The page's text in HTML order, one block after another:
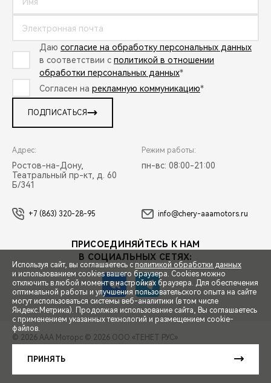
СПЕЦПРЕДЛОЖЕНИЯ
ЗАПИСЬ НА ТЕСТ-ДРАЙВ
Даю согласие на обработку персональных данных
в соответствии с политикой в отношении
обработки персональных данных*
Согласен на рекламную коммуникацию*
ПОДПИСАТЬСЯ
Адрес:
Ростов-на-Дону,
Театральный пр-кт, д. 60
Б/341
Режим работы:
пн-вс: 08:00-21:00
+7 (863) 320-28-95 info@chery-aaamotors.ru
ПРИСОЕДИНЯЙТЕСЬ К НАМ
В СОЦИАЛЬНЫХ СЕТЯХ:
© 2026 ААА Моторс © 2026 ООО «ТЕНЕТ РУС»
Сделано в ПЕРКС
Используя сайт, вы соглашаетесь с политикой обработки данных
и использованием cookies вашего браузера. Cookies можно
отключить в любой момент в настройках браузера. Для обеспечения
оптимальной работы и улучшения пользовательского опыта на сайте
могут использоваться системы веб-аналитики (в том числе
Яндекс.Метрика). Продолжая использование сайта, Вы соглашаетесь
с применением указанных технологий и размещением cookie-
файлов.
ПРИНЯТЬ